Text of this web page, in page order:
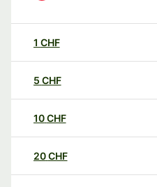
1 CHF
5 CHF
10CHF
20CHF